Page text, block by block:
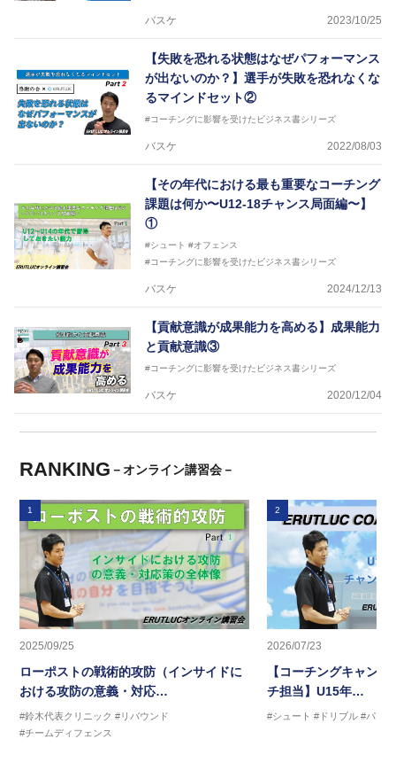
バスケ 2023/10/25
【失敗を恐れる状態はなぜパフォーマンス
が出ないのか？】選手が失敗を恐れなくな
るマインドセット②
#コーチングに影響を受けたビジネス書シリーズ
バスケ 2022/08/03
【その年代における最も重要なコーチング
課題は何か〜U12-18チャンス局面編〜】
①
#シュート #オフェンス
#コーチングに影響を受けたビジネス書シリーズ
バスケ 2024/12/13
【貢献意識が成果能力を高める】成果能力
と貢献意識③
#コーチングに影響を受けたビジネス書シリーズ
バスケ 2020/12/04
RANKING －オンライン講習会－
1
2025/09/25
ローポストの戦術的攻防（インサイドに
おける攻防の意義・対応…
#鈴木代表クリニック #リバウンド
#チームディフェンス
2
2026/07/23
【コーチングキャン
チ担当】U15年…
#シュート #ドリブル #パス